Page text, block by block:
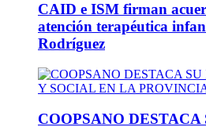
CAID e ISM firman
atención terapéutica
Rodríguez
COOPSANO